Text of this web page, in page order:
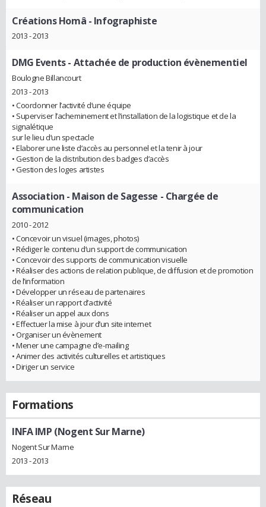
Créations Homâ - Infographiste
2013 - 2013
DMG Events- Attachée de production évènementiel
Boulogne Billancourt
2013 - 2013
• Coordonner l’activité d’une équipe
• Superviser l’acheminement et l’installation de la logistique et de la
signalétique
sur le lieu d’un spectacle
• Elaborer une liste d’accès au personnel et la tenir à jour
• Gestion de la distribution des badges d’accès
• Gestion des loges artistes
Association - Maison de Sagesse - Chargée de
communication
2010 - 2012
• Concevoir un visuel (images, photos)
• Rédiger le contenu d’un support de communication
• Concevoir des supports de communication visuelle
• Réaliser des actions de relation publique, de diffusion et de promotion
de l’information
• Développer un réseau de partenaires
• Réaliser un rapport d’activité
• Réaliser un appel aux dons
• Effectuer la mise à jour d’un site internet
• Organiser un évènement
• Mener une campagne d’e-mailing
• Animer des activités culturelles et artistiques
• Diriger un service
Formations
INFA IMP (Nogent Sur Marne)
Nogent Sur Marne
2013 - 2013
Réseau